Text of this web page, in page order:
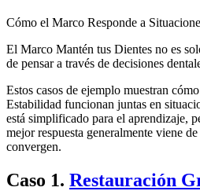
Cómo el Marco Responde a
El Marco Mantén tus Dientes no es
de pensar a través de decisiones
Estos casos de ejemplo muestran
Estabilidad funcionan juntas en
está simplificado para el aprendizaje,
mejor respuesta generalmente viene
convergen.
Caso 1. Restauración